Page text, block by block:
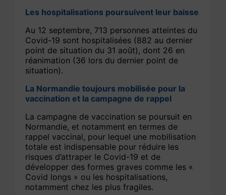
Les hospitalisations poursuivent leur baisse
Au 12 septembre, 713 personnes atteintes du
Covid-19 sont hospitalisées (882 au dernier
point de situation du 31 août), dont 26 en
réanimation (36 lors du dernier point de
situation).
La Normandie toujours mobilisée pour la
vaccination et la campagne de rappel
La campagne de vaccination se poursuit en
Normandie, et notamment en termes de
rappel vaccinal, pour lequel une mobilisation
totale est indispensable pour réduire les
risques d’attraper le Covid-19 et de
développer des formes graves comme les «
Covid longs » ou les hospitalisations,
notamment chez les plus fragiles.